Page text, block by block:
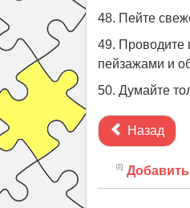
48. Пейте
49. Проводите
пейзажами и
50. Думайте
Назад